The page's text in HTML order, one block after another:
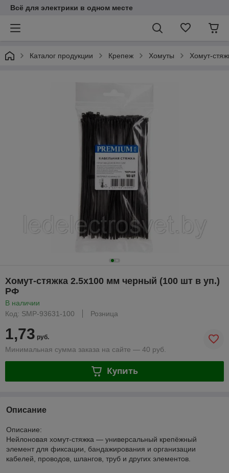
Всё для электрики в одном месте
Каталог продукции Крепеж Хомуты Хомут-
Хомут-стяжка 2.5х100 мм черный (100 шт в уп.)
РФ
В наличии
Код: SMP-93631-100
Розница
1,73 руб.
Минимальная сумма заказа на сайте — 40 руб.
Купить
Описание
Описание:
Нейлоновая хомут-стяжка — универсальный крепёжный
элемент для фиксации, бандажирования и организации
кабелей, проводов, шлангов, труб и других элементов.